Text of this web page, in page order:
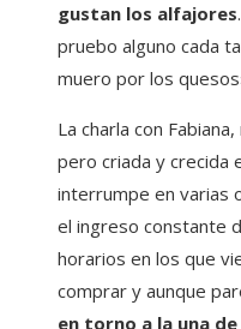
gustan los alfajores
pruebo alguno cada
muero por los
La charla con
pero criada y crecida
interrumpe en varias
el ingreso constante
horarios en los que
comprar y aunque
en torno a la una